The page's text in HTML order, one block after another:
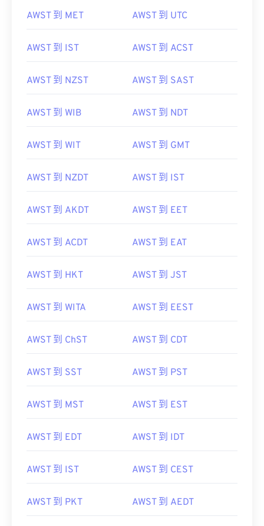
AWST 到 MET AWST 到 UTC
AWST 到 IST AWST 到 ACST
AWST 到 NZST AWST 到 SAST
AWST 到 WIB AWST 到 NDT
AWST 到 WIT AWST 到 GMT
AWST 到 NZDT AWST 到 IST
AWST 到 AKDT AWST 到 EET
AWST 到 ACDT AWST 到 EAT
AWST 到 HKT AWST 到 JST
AWST 到 WITA AWST 到 EEST
AWST 到 ChST AWST 到 CDT
AWST 到 SST AWST 到 PST
AWST 到 MST AWST 到 EST
AWST 到 EDT AWST 到 IDT
AWST 到 IST AWST 到 CEST
AWST 到 PKT AWST 到 AEDT